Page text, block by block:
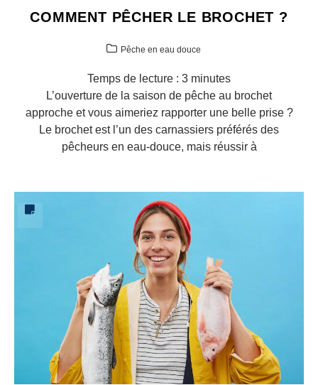
COMMENT PÊCHER LE BROCHET ?
Pêche en eau douce
Temps de lecture : 3 minutes
L’ouverture de la saison de pêche au brochet
approche et vous aimeriez rapporter une belle prise ?
Le brochet est l’un des carnassiers préférés des
pêcheurs en eau-douce, mais réussir à